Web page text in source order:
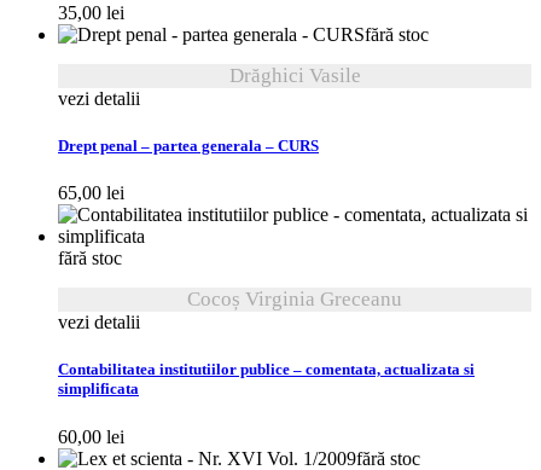
35,00 lei
fără stoc
Drăghici Vasile
vezi detalii
Drept penal – partea generala – CURS
65,00 lei
fără stoc
Cocoș Virginia Greceanu
vezi detalii
Contabilitatea institutiilor publice – comentata, actualizata si
simplificata
60,00 lei
fără stoc